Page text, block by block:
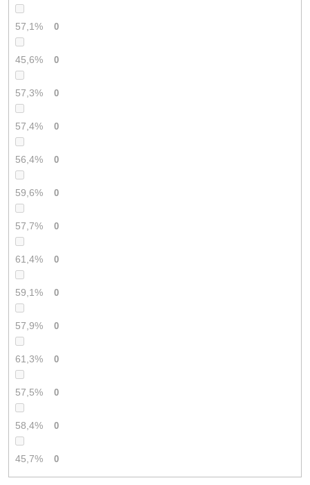
57,1% 0
45,6% 0
57,3% 0
57,4% 0
56,4% 0
59,6% 0
57,7% 0
61,4% 0
59,1% 0
57,9% 0
61,3% 0
57,5% 0
58,4% 0
45,7% 0